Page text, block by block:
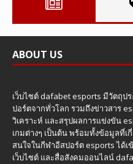
ABOUT US
เว็บไซต์ dafabet esports มีวัตถุป
ปอร์ตจากทั่วโลก รวมถึงข่าวสาร
วิเคราะห์ และสรุปผลการแข่งขัน
เกมต่างๆ เป็นต้น พร้อมทั้งข้อมูลที่
สนใจในกีฬาอีสปอร์ต esports ได้เ
เว็บไซต์ และสื่อสังคมออนไลน์